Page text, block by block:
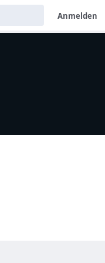
Anmelden